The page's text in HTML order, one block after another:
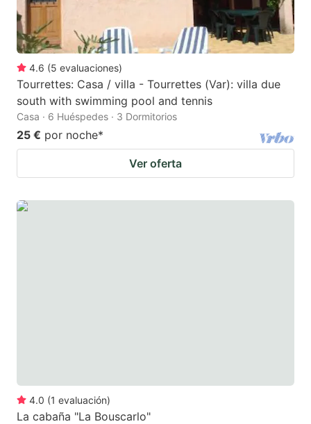
4.6 (5 evaluaciones)
Tourrettes: Casa / villa - Tourrettes (Var): villa due
south with swimming pool and tennis
Casa · 6 Huéspedes · 3 Dormitorios
25 € por noche*
Ver oferta
4.0 (1 evaluación)
La cabaña "La Bouscarlo"